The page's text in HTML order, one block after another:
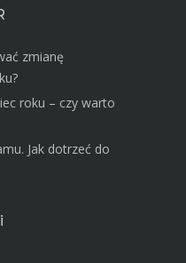
zmianę
roku – czy warto
Jak dotrzeć do